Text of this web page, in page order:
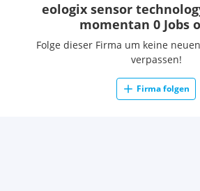
eologix sensor
momentan 0 Jobs
Folge dieser Firma um keine
verpassen!
Firma folgen